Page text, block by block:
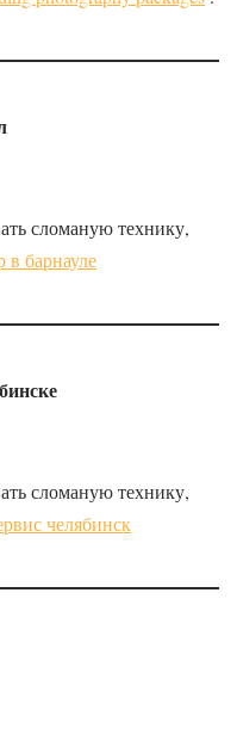
сломаную технику,
в барнауле
сломаную технику,
челябинск